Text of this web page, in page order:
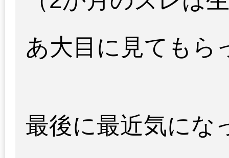
あ大目に見てもら
最後に最近気にな